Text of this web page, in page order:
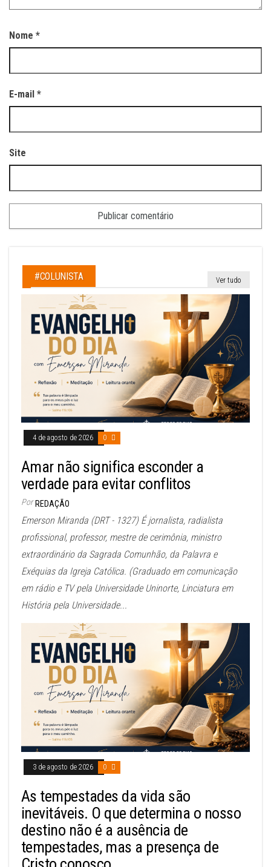
Nome *
E-mail *
Site
#COLUNISTA Ver tudo
4 de agosto de 2026 0
Amar não significa esconder a
verdade para evitar conflitos
Por REDAÇÃO
Emerson Miranda (DRT - 1327) É jornalista, radialista
profissional, professor, mestre de cerimônia, ministro
extraordinário da Sagrada Comunhão, da Palavra e
Exéquias da Igreja Católica. (Graduado em comunicação
em rádio e TV pela Universidade Uninorte, Linciatura em
História pela Universidade...
3 de agosto de 2026 0
As tempestades da vida são
inevitáveis. O que determina o nosso
destino não é a ausência de
tempestades, mas a presença de